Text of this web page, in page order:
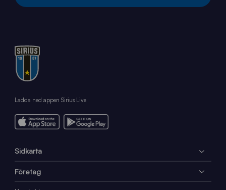
Ladda ned appen Sirius Live
Sidkarta
Företag